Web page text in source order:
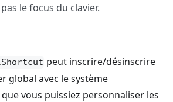
le focus du clavier.
peut inscrire/désinscrire
global avec le système
vous puissiez personnaliser les